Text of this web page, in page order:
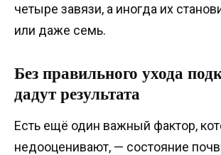
четыре завязи, а иногда их
или даже семь.
Без правильного ухода
дадут результата
Есть ещё один важный фактор,
недооценивают, — состояние